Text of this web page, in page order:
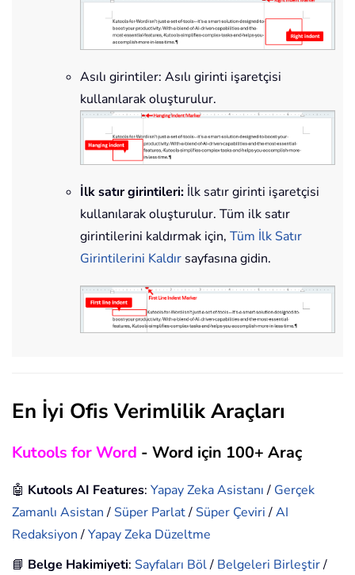
Asılı girintiler: Asılı girinti işaretçisi
kullanılarak oluşturulur.
İlk satır girintileri: İlk satır girinti işaretçisi
kullanılarak oluşturulur. Tüm ilk satır
girintilerini kaldırmak için, Tüm İlk Satır
Girintilerini Kaldır sayfasına gidin.
En İyi Ofis Verimlilik Araçları
Kutools for Word - Word için 100+ Araç
🤖 Kutools AI Features: Yapay Zeka Asistanı/ Gerçek
Zamanlı Asistan/ Süper Parlat/ Süper Çeviri/AI
Redaksiyon/Yapay Zeka Düzeltme
📘 Belge Hakimiyeti: Sayfaları Böl/ Belgeleri Birleştir/